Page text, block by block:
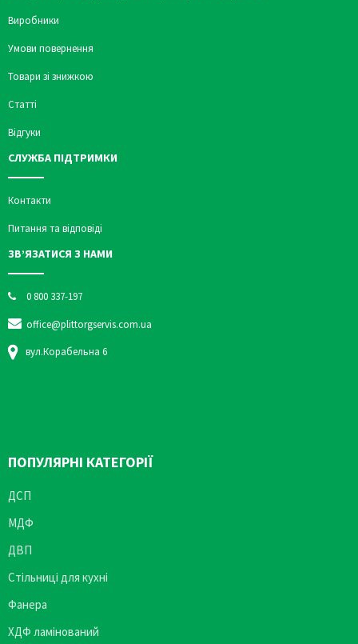
Виробники
Умови повернення
Товари зі знижкою
Статті
Відгуки
СЛУЖБА ПІДТРИМКИ
Контакти
Питання та відповіді
ЗВ’ЯЗАТИСЯ З НАМИ
0 800 337-197
office@plittorgservis.com.ua
вул.Корабельна 6
ПОПУЛЯРНІ КАТЕГОРІЇ
ДСП
МДФ
ДВП
Стільниці для кухні
Фанера
ХДФ ламінований